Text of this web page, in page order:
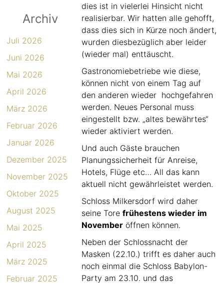
dies ist in vielerlei Hinsicht nicht
realisierbar. Wir hatten alle gehofft,
dass dies sich in Kürze noch ändert,
wurden diesbezüglich aber leider
(wieder mal) enttäuscht.
Gastronomiebetriebe wie diese,
können nicht von einem Tag auf
den anderen wieder hochgefahren
werden. Neues Personal muss
eingestellt bzw. „altes bewährtes“
wieder aktiviert werden.
Und auch Gäste brauchen
Planungssicherheit für Anreise,
Hotels, Flüge etc… All das kann
aktuell nicht gewährleistet werden.
Schloss Milkersdorf wird daher
seine Tore frühestens wieder im
Novemberöffnen können.
Neben der Schlossnacht der
Masken (22.10.) trifft es daher auch
noch einmal die Schloss Babylon-
Party am 23.10. und das
Archiv
Juli 2026
Juni 2026
Mai 2026
April 2026
März 2026
Februar 2026
Januar 2026
Dezember 2025
November 2025
Oktober 2025
August 2025
Mai 2025
April 2025
März 2025
Februar 2025